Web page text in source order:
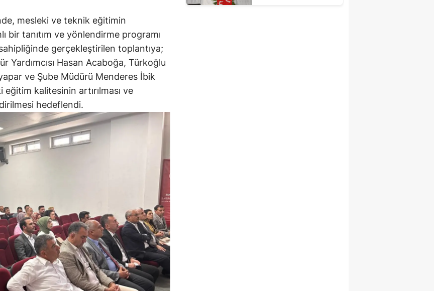
mesleki ve teknik eğitimin
bir tanıtım ve yönlendirme programı
gerçekleştirilen toplantıya;
Yardımcısı Hasan Acaboğa, Türkoğlu
ve Şube Müdürü Menderes İbik
eğitim kalitesinin artırılması ve
hedeflendi.